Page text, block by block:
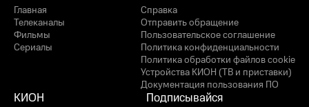
Главная
Телеканалы
Фильмы
Сериалы
Справка
Отправить обращение
Пользовательское соглашение
Политика конфиденциальности
Политика обработки файлов cookie
Устройства КИОН (ТВ и приставки)
Документация пользования ПО
КИОН Подписывайся